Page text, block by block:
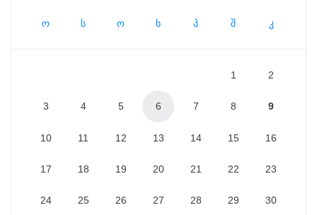
ო ს ო ხ პ შ კ
1 2
3 4 5 6 7 8 9
10 11 12 13 14 15 16
17 18 19 20 21 22 23
24 25 26 27 28 29 30